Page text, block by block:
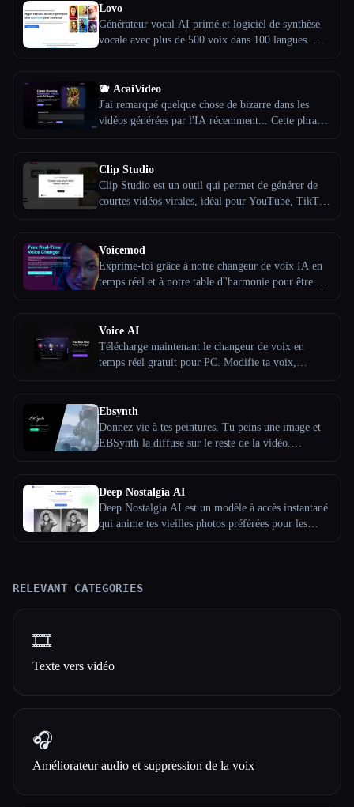
Il propose plus de 500 voix naturelles dans plus de
30 langues, permet le clonage vocal avec seulement
1 minute de son et fournit des outils pour
Lovo
Générateur vocal AI primé et logiciel de synthèse
vocale avec plus de 500 voix dans 100 langues. Des
🫐 AcaiVideo
J'ai remarqué quelque chose de bizarre dans les
vidéos générées par l'IA récemment... Cette phrase
moi aussi. AcaiVideo génère des vidéos complètes
pour TikTok, YouTube et Instagram Reels à l'aide
de l'IA. En tant que fondatrice, je gère un compte
meilleure ayant atteint 3,3 millions de vues.
Clip Studio
Clip Studio est un outil qui permet de générer de
courtes vidéos virales, idéal pour YouTube, TikTok
partageables qui ne manqueront pas de captiver le
public.
Voicemod
Exprime-toi grâce à notre changeur de voix IA en
temps réel et à notre table d''harmonie pour être qui
Roblox, OBS, VRChat, Discord, et bien d''autres
Voice AI
Télécharge maintenant le changeur de voix en
temps réel gratuit pour PC. Modifie ta voix,
Ebsynth
Donnez vie à tes peintures. Tu peins une image et
EBSynth la diffuse sur le reste de la vidéo.
prend pas le contrôle. Ce que tu crées avec ça reste
ton œuvre d''art originale
Deep Nostalgia AI
Deep Nostalgia AI est un modèle à accès instantané
qui anime tes vieilles photos préférées pour les
RELEVANT CATEGORIES
🎞️
Texte vers vidéo
🎧
Améliorateur audio et suppression de la voix